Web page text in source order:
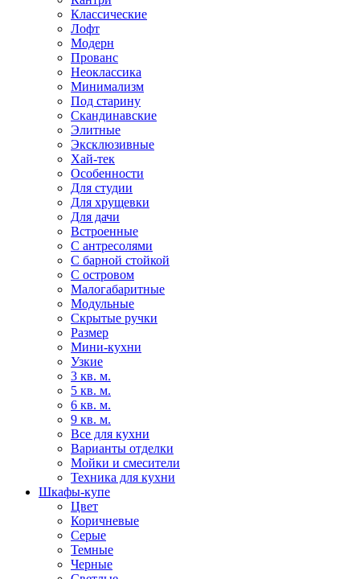
Классические
Лофт
Модерн
Прованс
Неоклассика
Минимализм
Под старину
Скандинавские
Элитные
Эксклюзивные
Хай-тек
Особенности
Для студии
Для хрущевки
Для дачи
Встроенные
С антресолями
С барной стойкой
С островом
Малогабаритные
Модульные
Скрытые ручки
Размер
Мини-кухни
Узкие
3 кв. м.
5 кв. м.
6 кв. м.
9 кв. м.
Все для кухни
Варианты отделки
Мойки и смесители
Техника для кухни
Шкафы-купе
Цвет
Коричневые
Серые
Темные
Черные